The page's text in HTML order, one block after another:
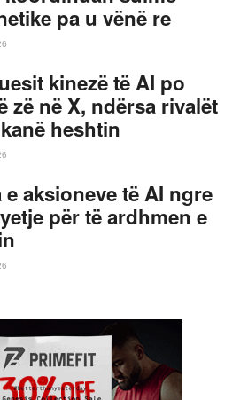
pa u vënë re
kinezë të AI po
zë në X, ndërsa rivalët
heshtin
e aksioneve të AI ngre
për të ardhmen e